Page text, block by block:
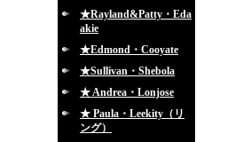
★Rayland&Patty・Eda
akie
★Edmond・Cooyate
★Sullivan・Shebola
★ Andrea・Lonjose
★ Paula・Leekity（リ
ング）